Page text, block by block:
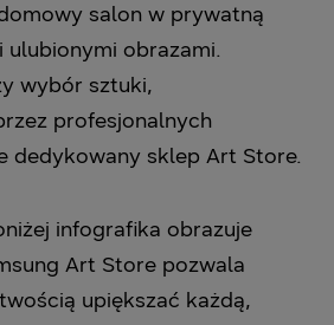
salon w prywatną
ulubionymi obrazami.
wybór sztuki,
profesjonalnych
dedykowany sklep Art Store.
infografika obrazuje
Art Store pozwala
upiększać każdą,